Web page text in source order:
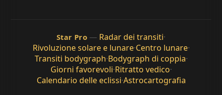
Star Pro — Radar dei transiti·
Rivoluzione solare e lunare·Centro lunare·
Transiti bodygraph·Bodygraph di coppia·
Giorni favorevoli·Ritratto vedico·
Calendario delle eclissi·Astrocartografia